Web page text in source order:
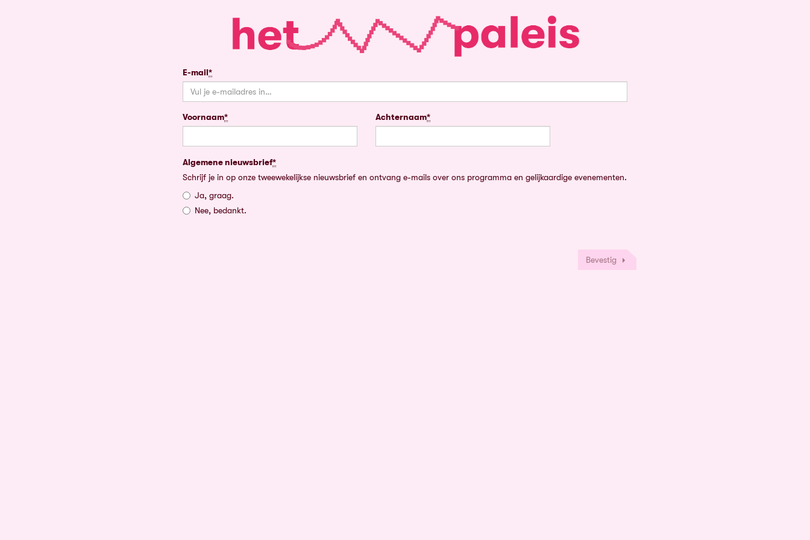
Je
e-
mail
E-mail*
Verplicht
veld
Je
Voornaam*
Verplicht
Achternaam*
Verplicht
Verdere
gegevens
Algemene nieuwsbrief*
Verplicht
Schrijf je in op onze tweewekelijkse nieuwsbrief en ontvang e-mails over ons programma en gelijkaardige evenementen.
Ja, graag.
Nee, bedankt.
Bevestig